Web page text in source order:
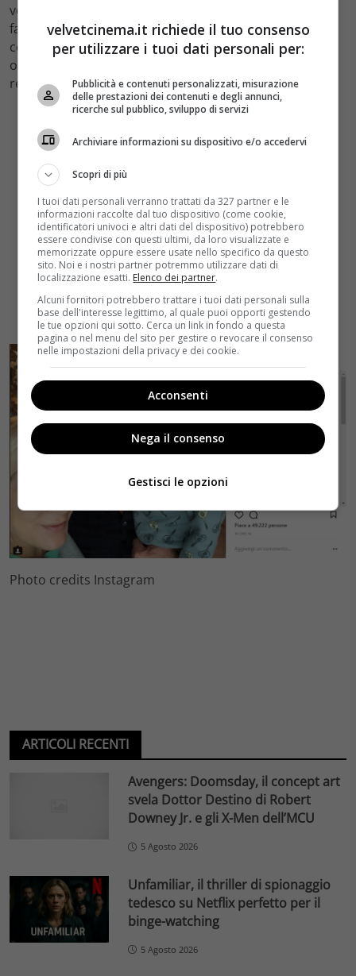
vedere… Intanto, come si può leggere dai commenti, i
fan del telefilm ha accolto bene la notizia. Si leggono
commenti del tipo: “Una reunion sarebbe fantastica”,
oppure “Voglio assolutamente vedere la puntata della
reunion. Vi amo”.
Photo credits Instagram
ARTICOLI RECENTI
Avengers: Doomsday, il concept art
svela Dottor Destino di Robert
Downey Jr. e gli X-Men dell’MCU
5 Agosto 2026
Unfamiliar, il thriller di spionaggio
tedesco su Netflix perfetto per il
binge-watching
5 Agosto 2026
velvetcinema.it richiede il tuo consenso
per utilizzare i tuoi dati personali per:
Pubblicità e contenuti personalizzati, misurazione
delle prestazioni dei contenuti e degli annunci,
ricerche sul pubblico, sviluppo di servizi
Archiviare informazioni su dispositivo e/o accedervi
Scopri di più
I tuoi dati personali verranno trattati da 327 partner e le
informazioni raccolte dal tuo dispositivo (come cookie,
identificatori univoci e altri dati del dispositivo) potrebbero
essere condivise con questi ultimi, da loro visualizzate e
memorizzate oppure essere usate nello specifico da questo
sito. Noi e i nostri partner potremmo utilizzare dati di
localizzazione esatti. Elenco dei partner.
Alcuni fornitori potrebbero trattare i tuoi dati personali sulla
base dell'interesse legittimo, al quale puoi opporti gestendo
le tue opzioni qui sotto. Cerca un link in fondo a questa
pagina o nel menu del sito per gestire o revocare il consenso
nelle impostazioni della privacy e dei cookie.
Acconsenti
Nega il consenso
Gestisci le opzioni